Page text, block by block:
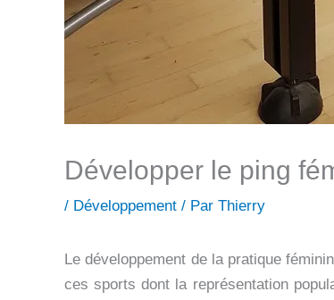
Développer le ping
/ Développement / Par Thierry
Le développement de la pratique
ces sports dont la représentation